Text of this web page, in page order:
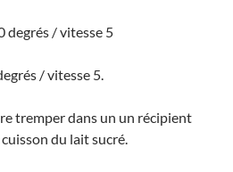
degrés / vitesse 5
/ vitesse 5.
tremper dans un un récipient
du lait sucré.